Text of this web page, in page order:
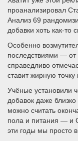
проанализировал
Анализ 69
добавки хоть как-
Особенно
последствиями — от
справедливо
ставит жирную
Учёные установили
добавок даже
можно считать
пола и питания — и
эти годы мы просто